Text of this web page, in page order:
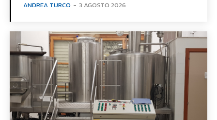
ANDREA TURCO - 3 AGOSTO 2026